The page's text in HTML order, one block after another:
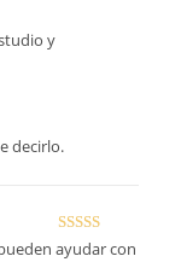
y
decirlo.
Valorado en
ayudar con